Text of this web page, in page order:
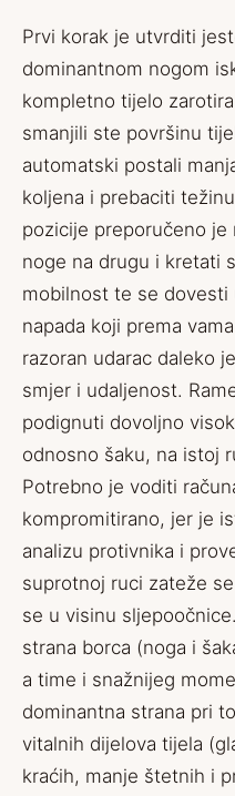
Prvi korak je utvrditi
dominantnom nogom
kompletno tijelo
smanjili ste površinu
automatski postali
koljena i prebaciti
pozicije preporučeno
noge na drugu i kretati
mobilnost te se
napada koji prema
razoran udarac daleko
smjer i udaljenost.
podignuti dovoljno
odnosno šaku, na istoj
Potrebno je voditi
kompromitirano, jer je
analizu protivnika i
suprotnoj ruci zateže
se u visinu
strana borca (noga i
a time i snažnijeg
dominantna strana pri
vitalnih dijelova tijela
kraćih, manje štetnih i